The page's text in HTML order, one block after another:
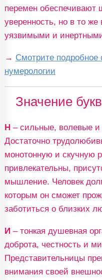
перемен обеспечивают
уверенность, но в то
уязвимыми и
→ Смотрите подробное
нумерологии
Значение
Н– сильные, волевые и
Достаточно
монотонную и скучную
привлекательны,
мышление. Человек
которым он сможет
заботиться о близких
И – тонкая душевная
доброта, честность и
Представительницы
внимания своей